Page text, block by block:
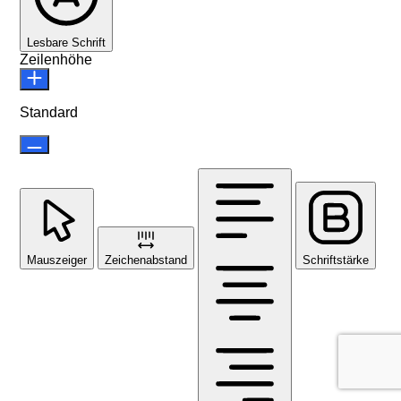
Lesbare Schrift
Zeilenhöhe
Standard
Mauszeiger Zeichenabstand Schriftstärke